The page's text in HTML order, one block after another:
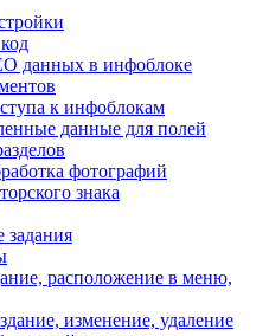
данных в инфоблоке
к инфоблокам
данные для полей
фотографий
знака
задания
расположение в меню,
изменение, удаление